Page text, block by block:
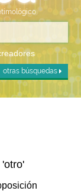
otras búsquedas
'otro'